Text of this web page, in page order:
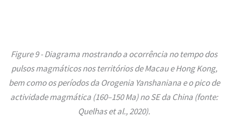
Figure 9 - Diagrama mostrando a ocorrência no tempo dos
pulsos magmáticos nos territórios de Macau e Hong Kong,
bem como os períodos da Orogenia Yanshaniana e o pico de
actividade magmática (160–150 Ma) no SE da China (fonte:
Quelhas et al., 2020).